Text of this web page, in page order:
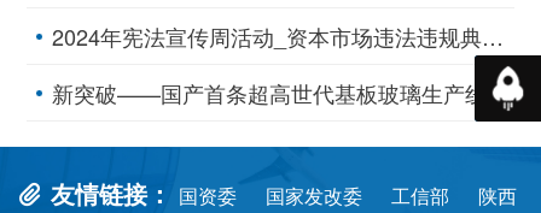
2024年宪法宣传周活动_资本市场违法违规典型案例
新突破——国产首条超高世代基板玻璃生产线点火投产
友情链接： 国资委 国家发改委 工信部 陕西
返回